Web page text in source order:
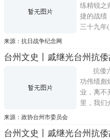
是出现在
练精锐之
捷的战绩
三十九年
合练兵
中说：数
法，纲
无一及焉
来源：抗日战争纪念网
台州文史丨戚继光台州抗倭
抗倭
功伟绩彪
业，离不
里，我们
籍抗倭
戚继光在
来源：政协台州市委员会
台州文史丨戚继光台州抗倭